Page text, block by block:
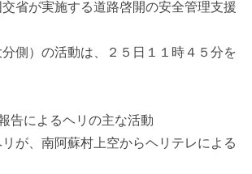
省が実施する道路啓開の安全管理支援
側）の活動は、２５日１１時４５分を
告によるヘリの主な活動
リが、南阿蘇村上空からヘリテレによる